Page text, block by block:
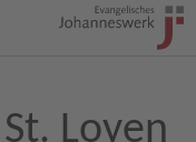
Loyen